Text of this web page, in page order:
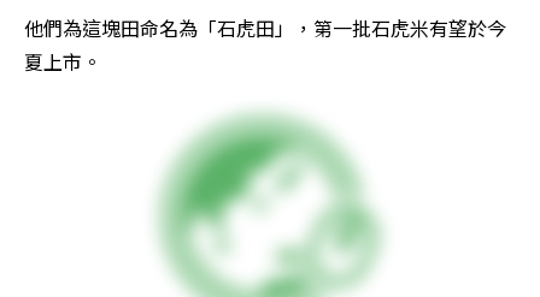
他們為這塊田命名為「石虎田」，第一批石虎米有望於今
夏上市。